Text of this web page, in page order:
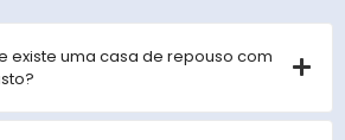
existe uma casa de repouso com